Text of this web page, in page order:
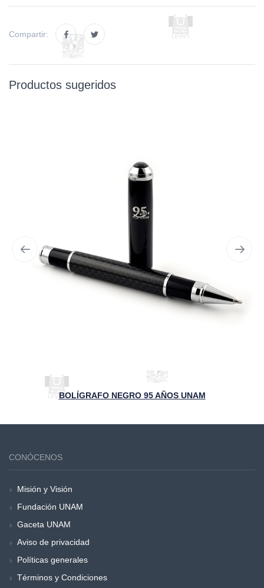
Compartir:
Productos sugeridos
BOLÍGRAFO NEGRO 95 AÑOS UNAM
CONÓCENOS
Misión y Visión
Fundación UNAM
Gaceta UNAM
Aviso de privacidad
Políticas generales
Términos y Condiciones